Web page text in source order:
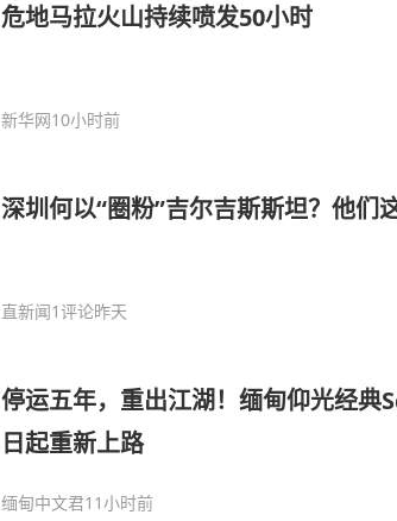
危地马拉火山持续喷发50小时
新华网10小时前
深圳何以“圈粉”吉尔吉斯斯坦？他
直新闻1评论昨天
停运五年，重出江湖！缅甸仰光经典
日起重新上路
缅甸中文君11小时前